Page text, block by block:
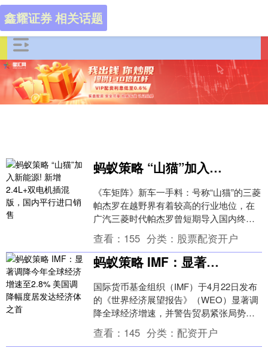
鑫耀证券 相关话题
蚂蚁策略 “山猫”加入新能源! 新增2.4L+双电机插混版，国内平行进口销售
《车矩阵》新车一手料：号称“山猫”的三菱
帕杰罗在越野界有着较高的行业地位，在
广汽三菱时代帕杰罗曾短期导入国内终端
店销售，这个承载着一代越野迷情怀经典
车型在硬派越....
查看： 155 分类： 股票配资开户
蚂蚁策略 IMF：显著调降今年全球经济增速至2.8% 美国调降幅度居发达经济体之首
国际货币基金组织（IMF）于4月22日发布
的《世界经济展望报告》（WEO）显著调
降全球经济增速，并警告贸易紧张局势的
迅速升级和极高的政策不确定性预计将对
全球经济....
查看： 145 分类： 配资开户